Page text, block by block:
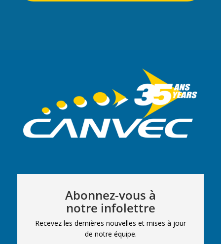
Abonnez-vous à
notre infolettre
Recevez les dernières nouvelles et mises à jour
de notre équipe.